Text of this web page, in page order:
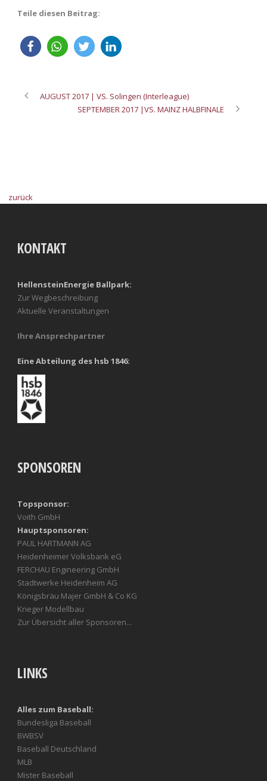
Teile diesen Beitrag:
AUGUST 2017 | VS. Solingen (Interleague)
SEPTEMBER 2017 |VS. MAINZ HALBFINALE
zurück
KONTAKT
HellensteinEnergie Ballpark:
Zur Wegbeschreibung
Aktuelle Veranstaltungen
Ihre Ansprechpartner
Eine Abteilung des hsb 1846:
SPONSOREN
Topsponsor:
Voith GmbH
Hauptsponsoren:
PAUL HARTMANN AG
Heidenheimer Volksbank eG
FERCHAU Engineering GmbH
Stadtwerke Heidenheim AG
Königsbräu Majer GmbH & Co KG
Krieger Modellbau
Zur Übersicht aller Sponsoren...
LINKS
Alles zum Baseball:
Bundesliga Baseball
BWBSV
Baseball Deutschland
MLB
Mister Baseball